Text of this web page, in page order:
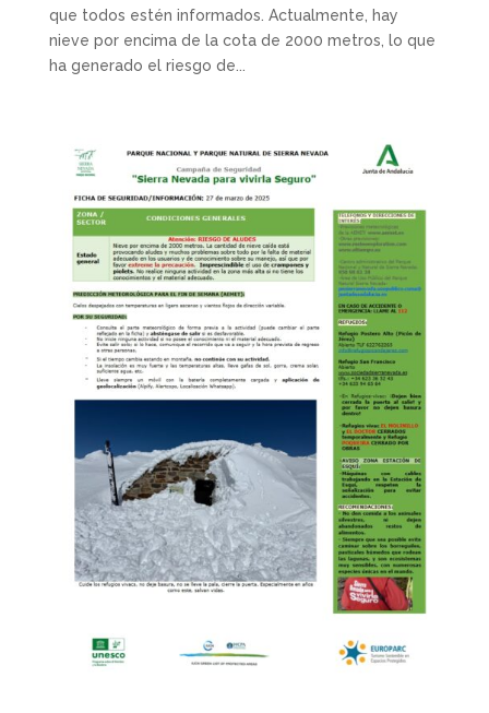
que todos estén informados. Actualmente, hay
nieve por encima de la cota de 2000 metros, lo que
ha generado el riesgo de...